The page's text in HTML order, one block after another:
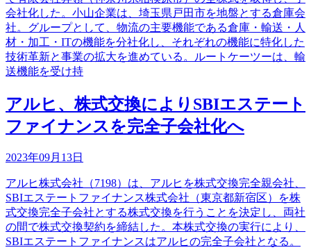
会社化した。小山企業は、埼玉県戸田市を地盤とする倉庫会
社。グループとして、物流の主要機能である倉庫・輸送・人
材・加工・ITの機能を分社化し、それぞれの機能に特化した
技術革新と事業の拡大を進めている。ルートケーツーは、輸
送機能を受け持
アルヒ、株式交換によりSBIエステート
ファイナンスを完全子会社化へ
2023年09月13日
アルヒ株式会社（7198）は、アルヒを株式交換完全親会社、
SBIエステートファイナンス株式会社（東京都新宿区）を株
式交換完全子会社とする株式交換を行うことを決定し、両社
の間で株式交換契約を締結した。本株式交換の実行により、
SBIエステートファイナンスはアルヒの完全子会社となる。